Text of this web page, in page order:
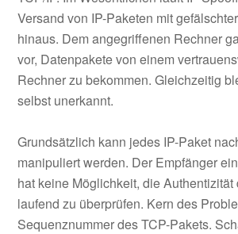
Versand von IP-Paketen mit
hinaus. Dem angegriffenen Rechner
vor, Datenpakete von einem
Rechner zu bekommen. Gleichzeitig
selbst unerkannt.
Grundsätzlich kann jedes IP-Paket
manipuliert werden. Der Empfänger
hat keine Möglichkeit, die
laufend zu überprüfen. Kern des
Sequenznummer des TCP-Pakets.